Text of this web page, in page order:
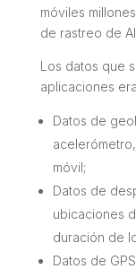
móviles
de rastreo de
Los datos que
aplicaciones
Datos de
móvil;
Datos de
ubicaciones
duración de
Datos de